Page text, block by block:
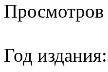
Просмотров
Год издания: